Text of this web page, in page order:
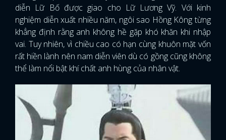
diễn Lữ Bố được giao cho Lữ Lương Vỹ. Với kinh
nghiệm diễn xuất nhiều năm, ngôi sao Hồng Kông từng
khẳng định rằng anh không hề gặp khó khăn khi nhập
vai. Tuy nhiên, vì chiều cao có hạn cùng khuôn mặt vốn
rất hiền lành nên nam diễn viên dù có gồng cũng không
thể làm nổi bật khí chất anh hùng của nhân vật.